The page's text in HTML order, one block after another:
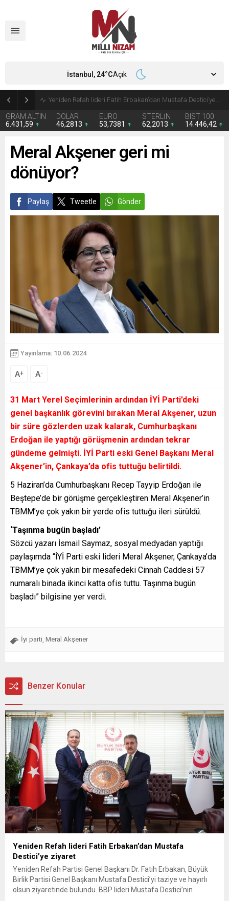
Kira giderleri ilk kez gıdayı geride bıraktı
GRAM ALTIN
6.431,59
DOLAR
46,2813
EURO
53,7381
STERLİN
62,2013
BIST 100
14.446,42
İstanbul, 24°CAçık
Meral Akşener geri mi
dönüyor?
Paylaş Tweetle Gönder
Yayınlama: 10.06.2024
A+ A-
31 Mart Yerel Seçimlerinin ardından İYİ Parti’deki
genel başkanlık görevini bırakan Meral Akşener, uzun
bir süre gözlerden uzak kalarak, Cumhurbaşkanı
Erdoğan ile yaptığı görüşmenin ardından tekrar
gündeme gelmişti. İYİ Parti eski Genel Başkanı Meral
Akşener’in, Çankaya’da ofis tuttuğu belirtildi.
5 Haziran’da Cumhurbaşkanı Recep Tayyip Erdoğan ile
Beştepe’de bir görüşme gerçekleştiren Meral Akşener’in
TBMM’ye çok yakın bir yerde ofis tuttuğu ileri sürüldü.
‘Taşınma bugün başladı’
Sözcü yazarı İsmail Saymaz, sosyal medyadan yaptığı
paylaşımda “İYİ Parti eski lideri Meral Akşener, Çankaya’da
TBMM’ye çok yakın bir mesafedeki Cinnah Caddesi 57
numaralı binada ikinci katta ofis tuttu. Taşınma bugün
başladı” bilgisine yer verdi.
İyi parti Meral Akşener
Benzer Konular
Yeniden Refah lideri Fatih Erbakan’dan Mustafa
Destici’ye ziyaret
Yeniden Refah Partisi Genel Başkanı Dr. Fatih Erbakan, Büyük
Birlik Partisi Genel Başkanı Mustafa Destici’yi taziye ve hayırlı
olsun ziyaretinde bulundu. BBP lideri Mustafa Destici’nin